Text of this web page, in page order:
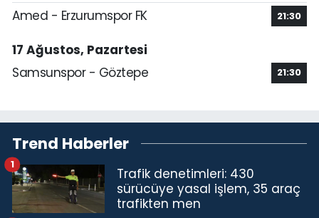
Amed - Erzurumspor FK 21:30
17 Ağustos, Pazartesi
Samsunspor - Göztepe
21:30
Trend Haberler
Trafik denetimleri: 430
sürücüye yasal işlem, 35 araç
trafikten men
1